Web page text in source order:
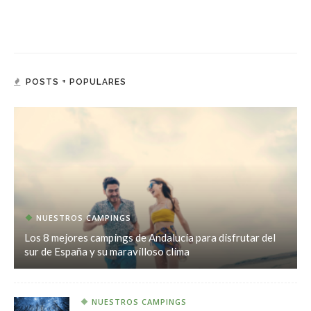
POSTS + POPULARES
NUESTROS CAMPINGS
Los 8 mejores campings de Andalucía para disfrutar del
sur de España y su maravilloso clima
NUESTROS CAMPINGS